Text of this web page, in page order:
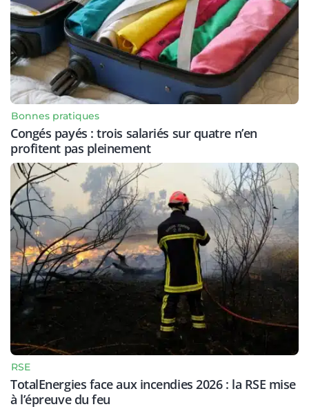
Bonnes pratiques
Congés payés : trois salariés sur quatre n’en
profitent pas pleinement
RSE
TotalEnergies face aux incendies 2026 : la RSE mise
à l’épreuve du feu